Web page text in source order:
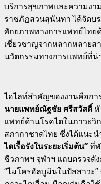
บริการสุขภาพและความงา
ราชภัฏสวนสุนันทา ได้จัดบ
ศักยภาพทางการแพทย์ไทย
เชี่ยวชาญจากหลากหลายส
นวัตกรรมทางการแพทย์ที่น่
ไฮไลท์สำคัญของงานคือกา
นายแพทย์ณัฐชัย ศรีสวัสดิ์
แพทย์ด้านโรคไตในภาวะวิ
สภากาชาดไทย ซึ่งได้แนะน
ไตเรื้อรังในระยะเริ่มต้น”ที่
ชีวภาพฯ จุฬาฯ แถบตรวจดั
“ไมโครอัลบูมินในปัสสาวะ